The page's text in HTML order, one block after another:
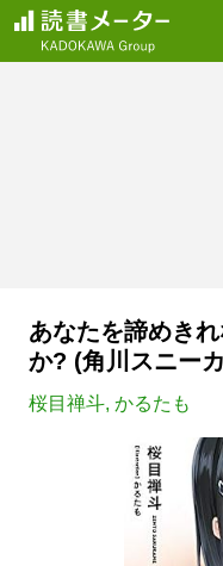
あなたを諦めき
か? (角川スニー
桜目禅斗, かるたも